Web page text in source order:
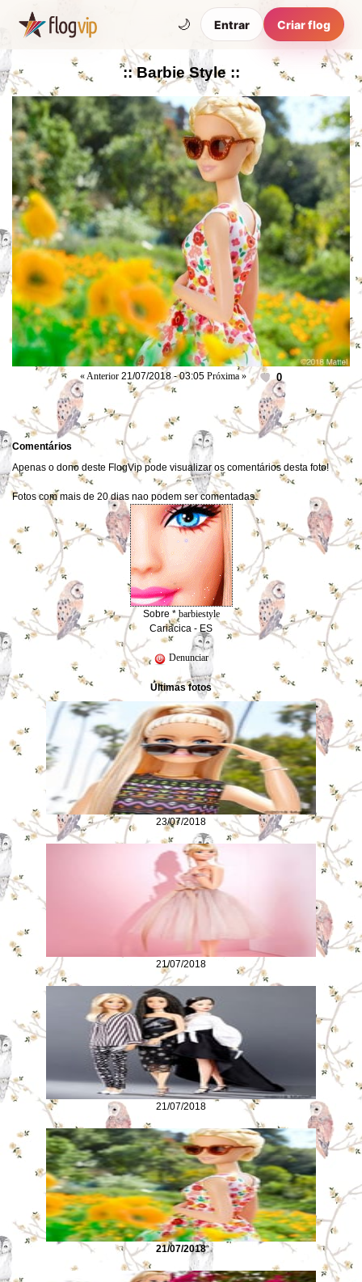
🌙 Entrar Criar flog
:: Barbie Style ::
« Anterior 21/07/2018 - 03:05 Próxima » 0
Comentários
Apenas o dono deste FlogVip pode visualizar os comentários desta foto!
Fotos com mais de 20 dias nao podem ser comentadas.
Sobre * barbiestyle
Cariacica - ES
Denunciar
Últimas fotos
23/07/2018
21/07/2018
21/07/2018
21/07/2018